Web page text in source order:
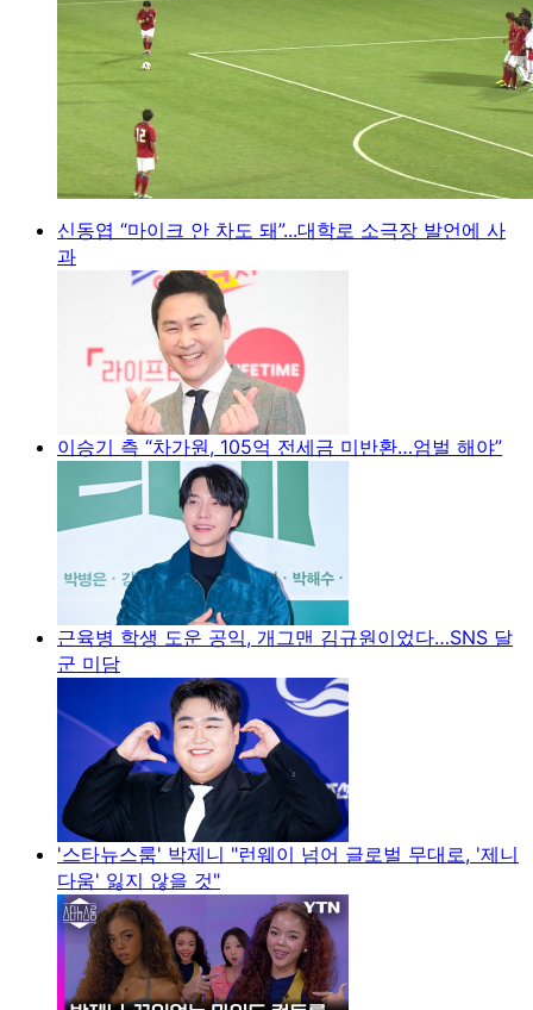
신동엽 “마이크 안 차도 돼”...대학로 소극장 발언에 사
과
이승기 측 “차가원, 105억 전세금 미반환…엄벌 해야”
근육병 학생 도운 공익, 개그맨 김규원이었다…SNS 달
군 미담
'스타뉴스룸' 박제니 "런웨이 넘어 글로벌 무대로, '제니
다움' 잃지 않을 것"